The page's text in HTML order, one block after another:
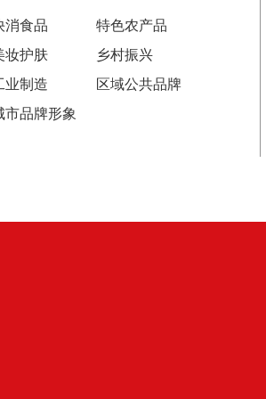
线的大设计公司差。当然，更低价
络平台上选择几百元的那种。
消食品
特色农产品
妆护肤
乡村振兴
业制造
区域公共品牌
市品牌形象